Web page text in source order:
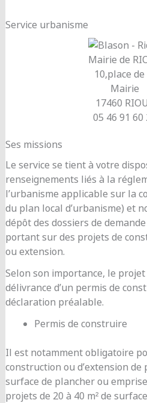
Service urbanisme
Mairie de
10,place
Mairie
17460
05 46 91 60
Ses missions
Le service se tient à votre
renseignements liés à la
l’urbanisme applicable sur la
du plan local d’urbanisme) et
dépôt des dossiers de
portant sur des projets de
ou extension.
Selon son importance, le
délivrance d’un permis de
déclaration préalable.
Permis de construire
Il est notamment obligatoire
construction ou d’extension de
surface de plancher ou
projets de 20 à 40 m² de